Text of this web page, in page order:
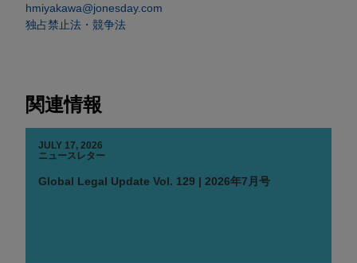
hmiyakawa@jonesday.com
独占禁止法・競争法
関連情報
JULY 17, 2026
ニュースレター
Global Legal Update Vol. 129 | 2026年7月号